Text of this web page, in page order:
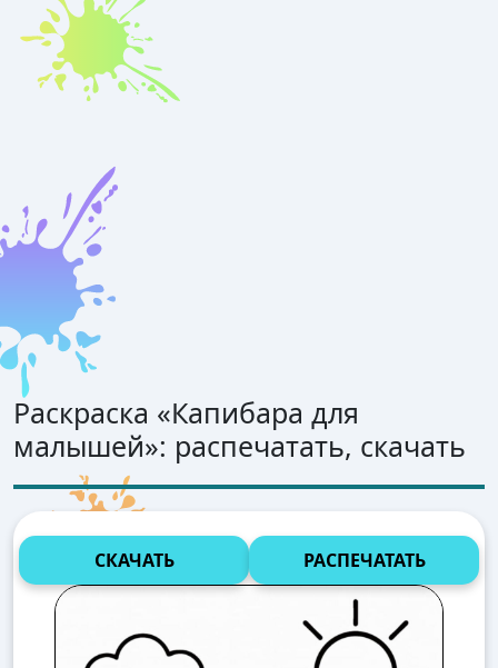
Раскраска «Капибара для
малышей»: распечатать, скачать
СКАЧАТЬ РАСПЕЧАТАТЬ